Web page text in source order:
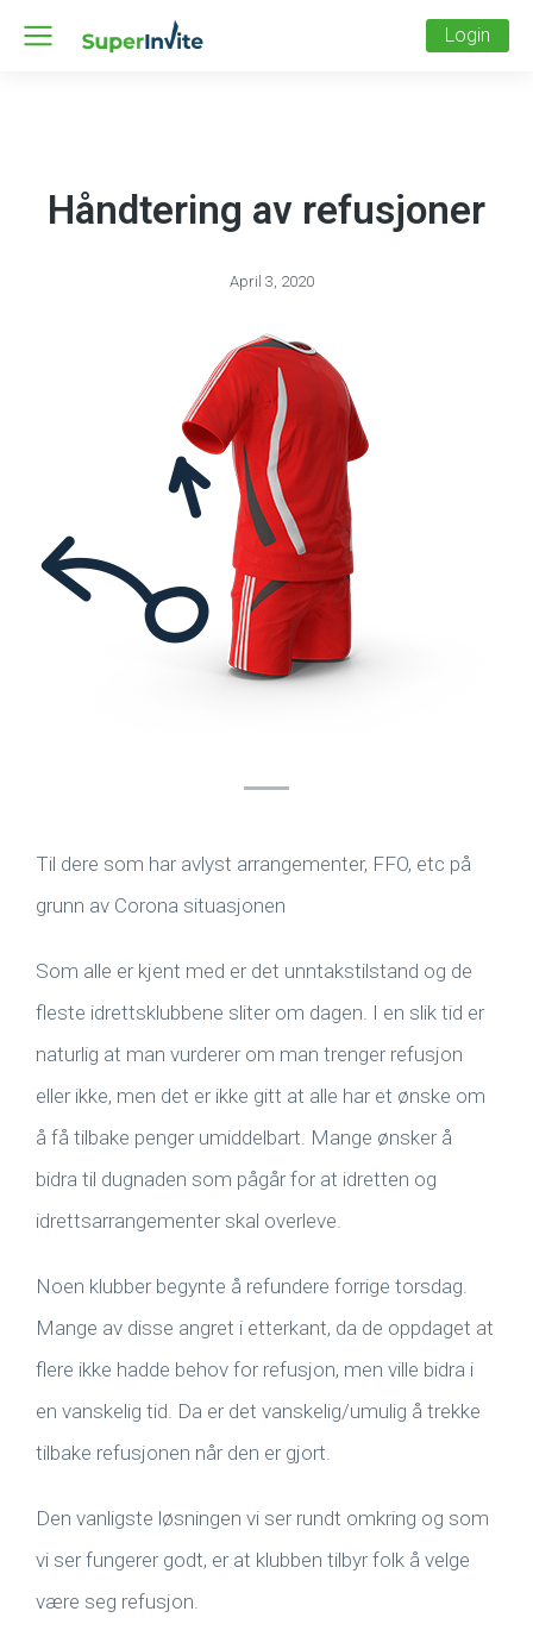
Login
Håndtering av refusjoner
April 3, 2020
Til dere som har avlyst arrangementer, FFO, etc på
grunn av Corona situasjonen
Som alle er kjent med er det unntakstilstand og de
fleste idrettsklubbene sliter om dagen. I en slik tid er
naturlig at man vurderer om man trenger refusjon
eller ikke, men det er ikke gitt at alle har et ønske om
å få tilbake penger umiddelbart. Mange ønsker å
bidra til dugnaden som pågår for at idretten og
idrettsarrangementer skal overleve.
Noen klubber begynte å refundere forrige torsdag.
Mange av disse angret i etterkant, da de oppdaget at
flere ikke hadde behov for refusjon, men ville bidra i
en vanskelig tid. Da er det vanskelig/umulig å trekke
tilbake refusjonen når den er gjort.
Den vanligste løsningen vi ser rundt omkring og som
vi ser fungerer godt, er at klubben tilbyr folk å velge
være seg refusjon.